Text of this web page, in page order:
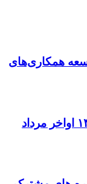
همکاری‌های
نتایج نهایی آزمون دکتری سال ۱۴۰۵ اواخر مرداد